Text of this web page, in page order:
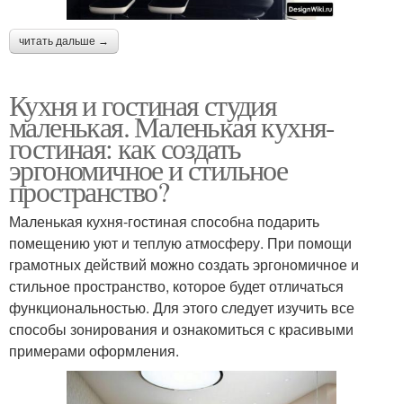
читать дальше →
Кухня и гостиная студия
маленькая. Маленькая кухня-
гостиная: как создать
эргономичное и стильное
пространство?
Маленькая кухня-гостиная способна подарить
помещению уют и теплую атмосферу. При помощи
грамотных действий можно создать эргономичное и
стильное пространство, которое будет отличаться
функциональностью. Для этого следует изучить все
способы зонирования и ознакомиться с красивыми
примерами оформления.